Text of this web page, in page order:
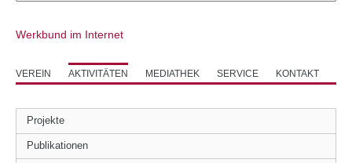
Werkbund im Internet
VEREIN AKTIVITÄTEN MEDIATHEK SERVICE KONTAKT
Projekte
Publikationen